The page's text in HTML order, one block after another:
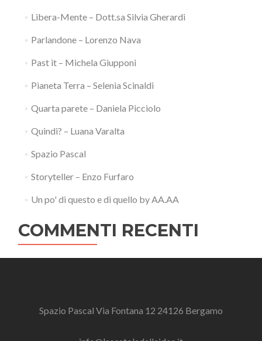
Libera-Mente – Dott.sa Silvia Gherardi
Parlandone – Lorenzo Nava
Past it – Michela Giupponi
Pianeta Terra – Selenia Scinaldi
Quarta parete – Daniela Picciolo
Quindi? – Luana Varalta
Spazio Pascal
Storyteller – Enzo Furfaro
Un po' di questo e di quello by AA.AA
COMMENTI RECENTI
Spazio Pascal Via Fontana 12 24126 Bergamo